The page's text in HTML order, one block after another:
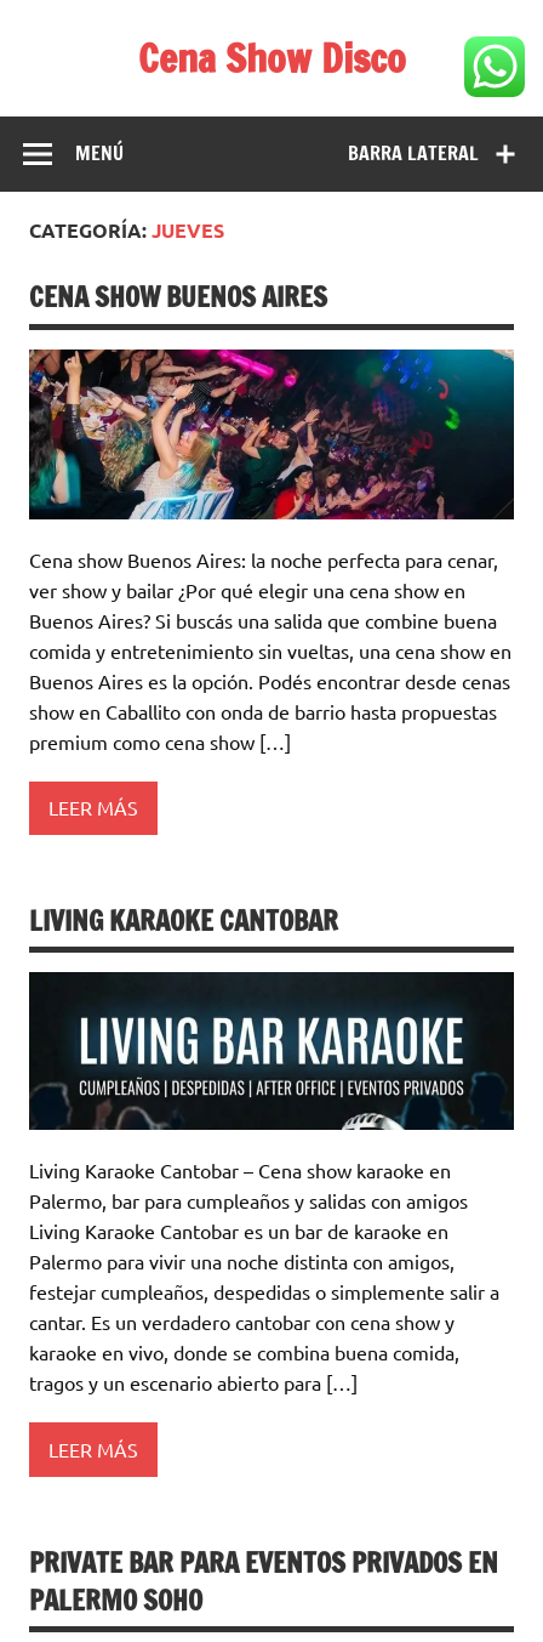
Cena Show Disco
Cena Show Disco – DISCO CENA SHOW GUIA DE
RESTAURANTES
BARRA LATERAL
MENÚ
CATEGORÍA:JUEVES
CENA SHOW BUENOS AIRES
Cena show Buenos Aires: la noche perfecta para cenar,
ver show y bailar ¿Por qué elegir una cena show en
Buenos Aires? Si buscás una salida que combine buena
comida y entretenimiento sin vueltas, una cena show en
Buenos Aires es la opción. Podés encontrar desde cenas
show en Caballito con onda de barrio hasta propuestas
premium como cena show […]
LEER MÁS
LIVING KARAOKE CANTOBAR
Living Karaoke Cantobar – Cena show karaoke en
Palermo, bar para cumpleaños y salidas con amigos
Living Karaoke Cantobar es un bar de karaoke en
Palermo para vivir una noche distinta con amigos,
festejar cumpleaños, despedidas o simplemente salir a
cantar. Es un verdadero cantobar con cena show y
karaoke en vivo, donde se combina buena comida,
tragos y un escenario abierto para […]
LEER MÁS
PRIVATE BAR PARA EVENTOS PRIVADOS EN
PALERMO SOHO